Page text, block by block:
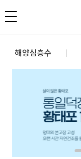
해양심층수